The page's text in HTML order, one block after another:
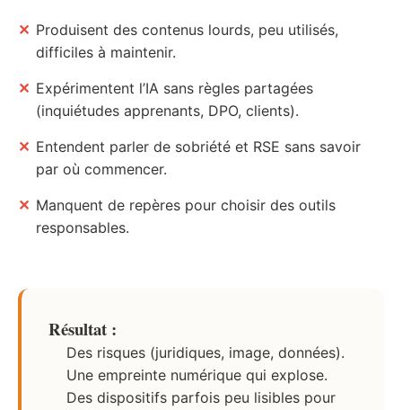
✕ Produisent des contenus lourds, peu utilisés,
difficiles à maintenir.
✕ Expérimentent l’IA sans règles partagées
(inquiétudes apprenants, DPO, clients).
✕ Entendent parler de sobriété et RSE sans savoir
par où commencer.
✕ Manquent de repères pour choisir des outils
responsables.
Résultat :
Des risques (juridiques, image, données).
Une empreinte numérique qui explose.
Des dispositifs parfois peu lisibles pour